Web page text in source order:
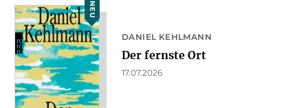
NEU
DANIEL KEHLMANN
Der fernste Ort
17.07.2026